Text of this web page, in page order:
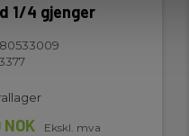
1/4 gjenger
Ekskl. mva